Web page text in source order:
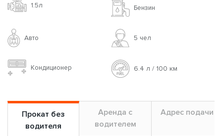
1.5л Бензин
Авто 5 чел
Кондиционер 6.4 л / 100 км
Прокат без
водителя
Аренда с
водителем
Адрес подачи